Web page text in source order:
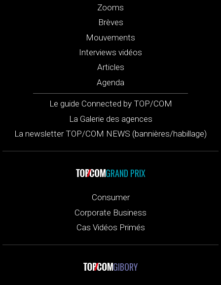
Zooms
Brèves
Mouvements
Interviews vidéos
Articles
Agenda
Le guide Connected by TOP/COM
La Galerie des agences
La newsletter TOP/COM NEWS (bannières/habillage)
GRAND PRIX
Consumer
Corporate Business
Cas Vidéos Primés
GIBORY